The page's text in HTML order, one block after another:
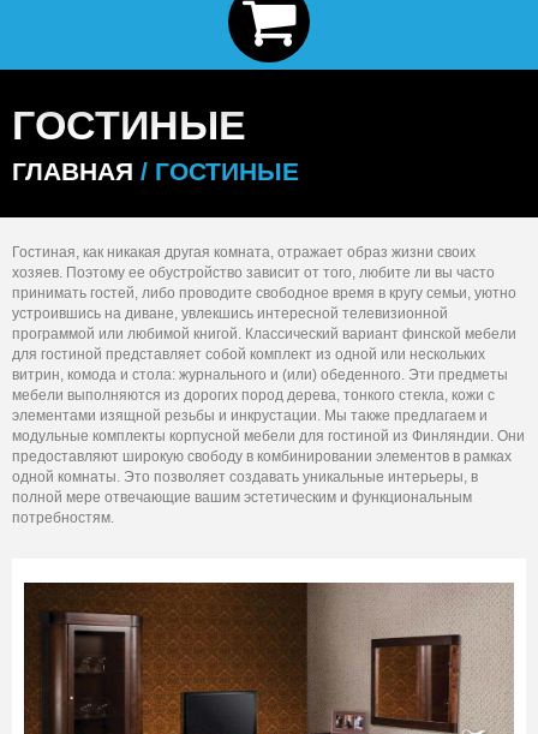
ГОСТИНЫЕ
ГЛАВНАЯ / ГОСТИНЫЕ
Гостиная, как никакая другая комната, отражает образ жизни своих
хозяев. Поэтому ее обустройство зависит от того, любите ли вы часто
принимать гостей, либо проводите свободное время в кругу семьи, уютно
устроившись на диване, увлекшись интересной телевизионной
программой или любимой книгой. Классический вариант финской мебели
для гостиной представляет собой комплект из одной или нескольких
витрин, комода и стола: журнального и (или) обеденного. Эти предметы
мебели выполняются из дорогих пород дерева, тонкого стекла, кожи с
элементами изящной резьбы и инкрустации. Мы также предлагаем и
модульные комплекты корпусной мебели для гостиной из Финляндии. Они
предоставляют широкую свободу в комбинировании элементов в рамках
одной комнаты. Это позволяет создавать уникальные интерьеры, в
полной мере отвечающие вашим эстетическим и функциональным
потребностям.